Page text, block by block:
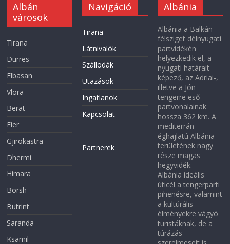
Albán
városok
Tirana
Durres
Elbasan
Vlora
Berat
Fier
Gjirokastra
Dhermi
Himara
Borsh
Butrint
Saranda
Ksamil
Navigáció
Tirana
Látnivalók
Szállodák
Utazások
Ingatlanok
Kapcsolat
Partnerek
Albánia
Albánia a Balkán-
félsziget délnyugati
partvidékén
helyezkedik el, a
nyugati határait
képező, az Adriai-,
illetve a Jón-
tengerre eső
partvonalainak
hossza 362 km. A
mediterrán
éghajlatú Albánia
területének nagy
része magas
hegyvidék.
Albánia ideális
úticél a tengerparti
pihenésre, valamint
a kultúrális
élményekre vágyó
turistáknak, de a
túrázás